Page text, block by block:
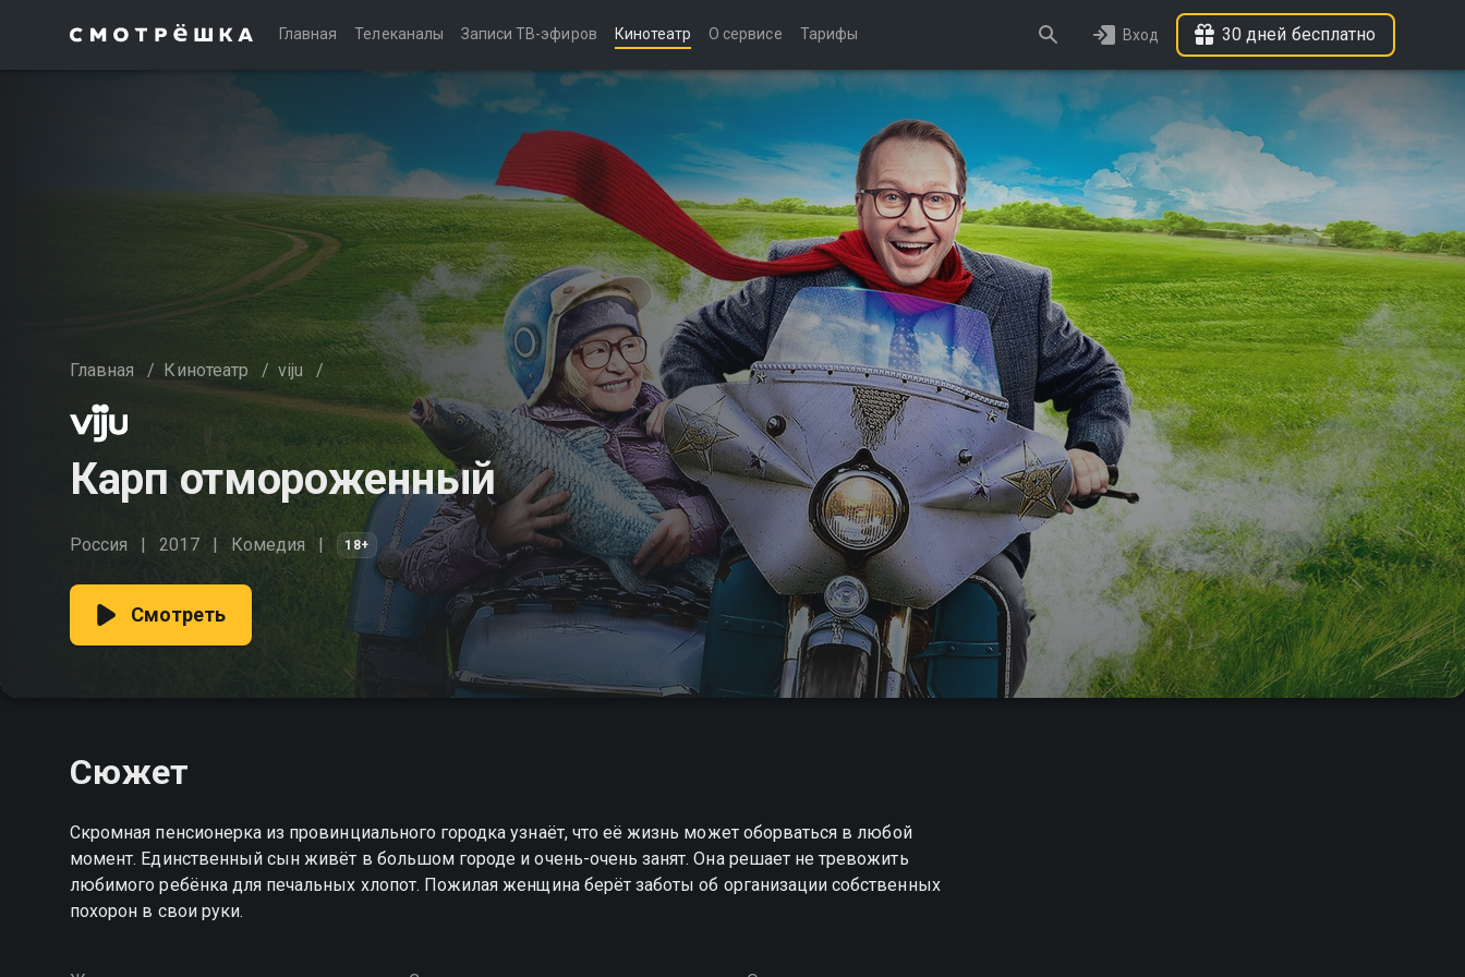
Главная Телеканалы Записи ТВ-эфиров Кинотеатр О сервисе Тарифы Вход 30 дней бесплатно
Главная / Кинотеатр / viju /
Карп отмороженный
Россия 2017 Комедия 18+
Смотреть
Сюжет
Скромная пенсионерка из провинциального городка узнаёт, что её жизнь может оборваться в любой
момент. Единственный сын живёт в большом городе и очень-очень занят. Она решает не тревожить
любимого ребёнка для печальных хлопот. Пожилая женщина берёт заботы об организации собственных
похорон в свои руки.